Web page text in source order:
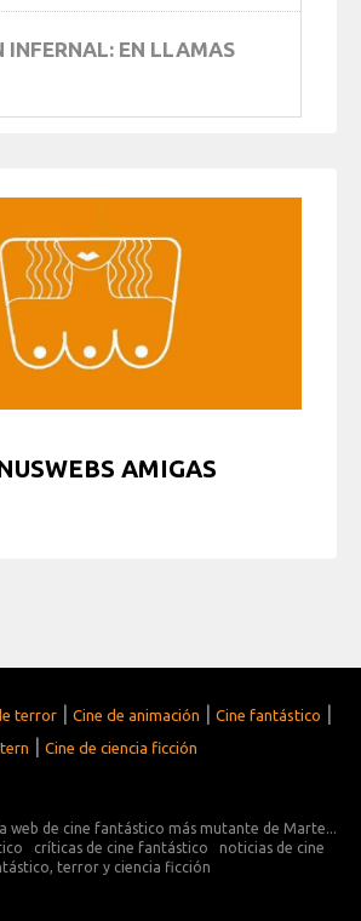
INFERNAL: EN LLAMAS
AMIGAS
terror Cine de animación Cine fantástico
Cine de ciencia ficción
web de cine fantástico más mutante de Marte...
críticas de cine fantástico
noticias de cine
terror y ciencia ficción